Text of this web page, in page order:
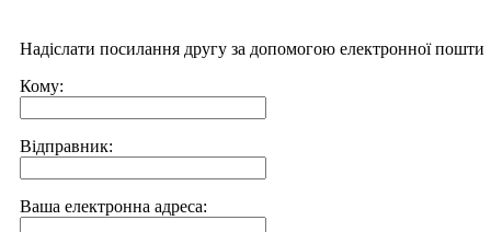
Надіслати посилання другу за допомогою електронної пошти
Кому:
Відправник:
Ваша електронна адреса: